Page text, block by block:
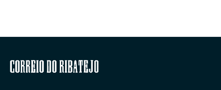
Correio do Ribatejo